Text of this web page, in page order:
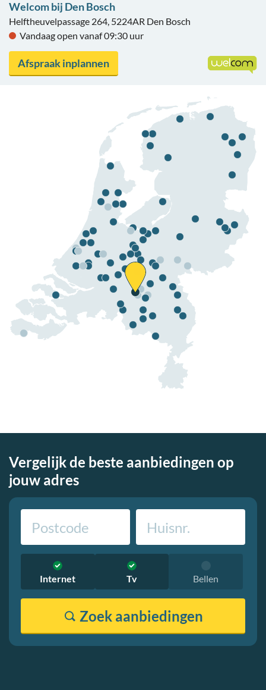
Welcom bij Den Bosch
Helftheuvelpassage 264, 5224AR Den Bosch
Vandaag open vanaf 09:30 uur
Afspraak inplannen
Vergelijk de beste aanbiedingen op
jouw adres
Internet Tv Bellen
Zoek aanbiedingen